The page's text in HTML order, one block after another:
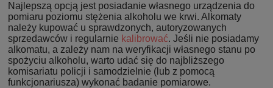
Najlepszą opcją jest posiadanie własnego urządzenia do
pomiaru poziomu stężenia alkoholu we krwi. Alkomaty
należy kupować u sprawdzonych, autoryzowanych
sprzedawców i regularnie kalibrować. Jeśli nie posiadamy
alkomatu, a zależy nam na weryfikacji własnego stanu po
spożyciu alkoholu, warto udać się do najbliższego
komisariatu policji i samodzielnie (lub z pomocą
funkcjonariusza) wykonać badanie pomiarowe.